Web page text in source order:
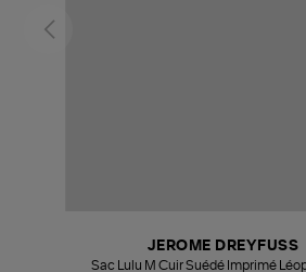
JEROME DREYFUSS
Sac Lulu M Cuir Suédé Imprimé